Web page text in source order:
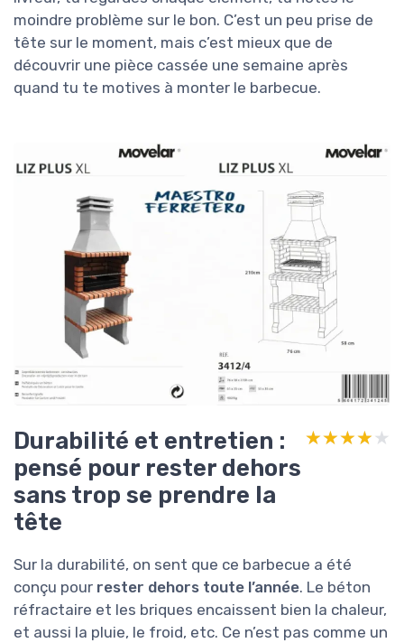
moindre problème sur le bon. C’est un peu prise de
tête sur le moment, mais c’est mieux que de
découvrir une pièce cassée une semaine après
quand tu te motives à monter le barbecue.
Durabilité et entretien :
pensé pour rester dehors
sans trop se prendre la
tête
★★★★★
★★★★★
Sur la durabilité, on sent que ce barbecue a été
conçu pour rester dehors toute l’année. Le béton
réfractaire et les briques encaissent bien la chaleur,
et aussi la pluie, le froid, etc. Ce n’est pas comme un